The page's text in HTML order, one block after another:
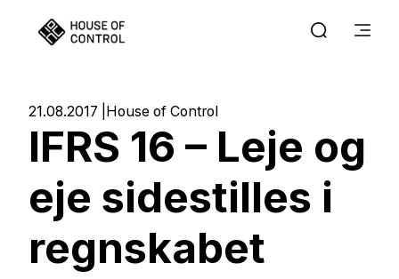
21.08.2017 House of Control
IFRS 16 – Leje og
eje sidestilles i
regnskabet